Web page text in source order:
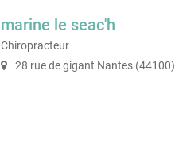
marine le seac'h
Chiropracteur
28 rue de gigant Nantes (44100)